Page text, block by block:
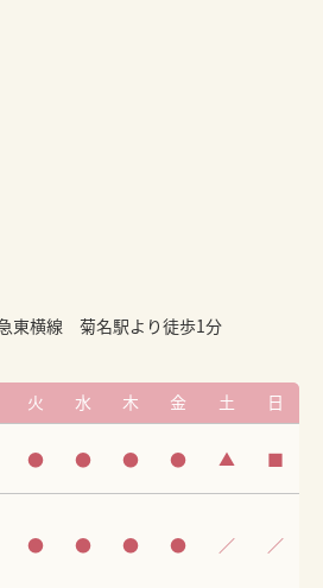
東横線 菊名駅より徒歩1分
火 水 木 金 土 日
● ● ● ● ▲ ■
● ● ● ● ／ ／